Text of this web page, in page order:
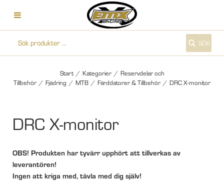
SÖK
Start / Kategorier / Reservdelar och
Tillbehör / Fjädring / MTB / Färddatorer & Tillbehör / DRC X-monitor
DRC X-monitor
OBS! Produkten har tyvärr upphört att tillverkas av
leverantören!
Ingen att kriga med, tävla med dig själv!